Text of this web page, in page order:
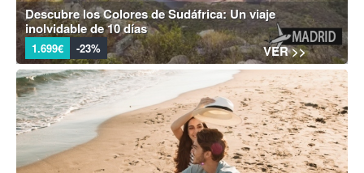
Descubre los Colores de Sudáfrica: Un viaje
inolvidable de 10 días
1.699€ -23% VER >>